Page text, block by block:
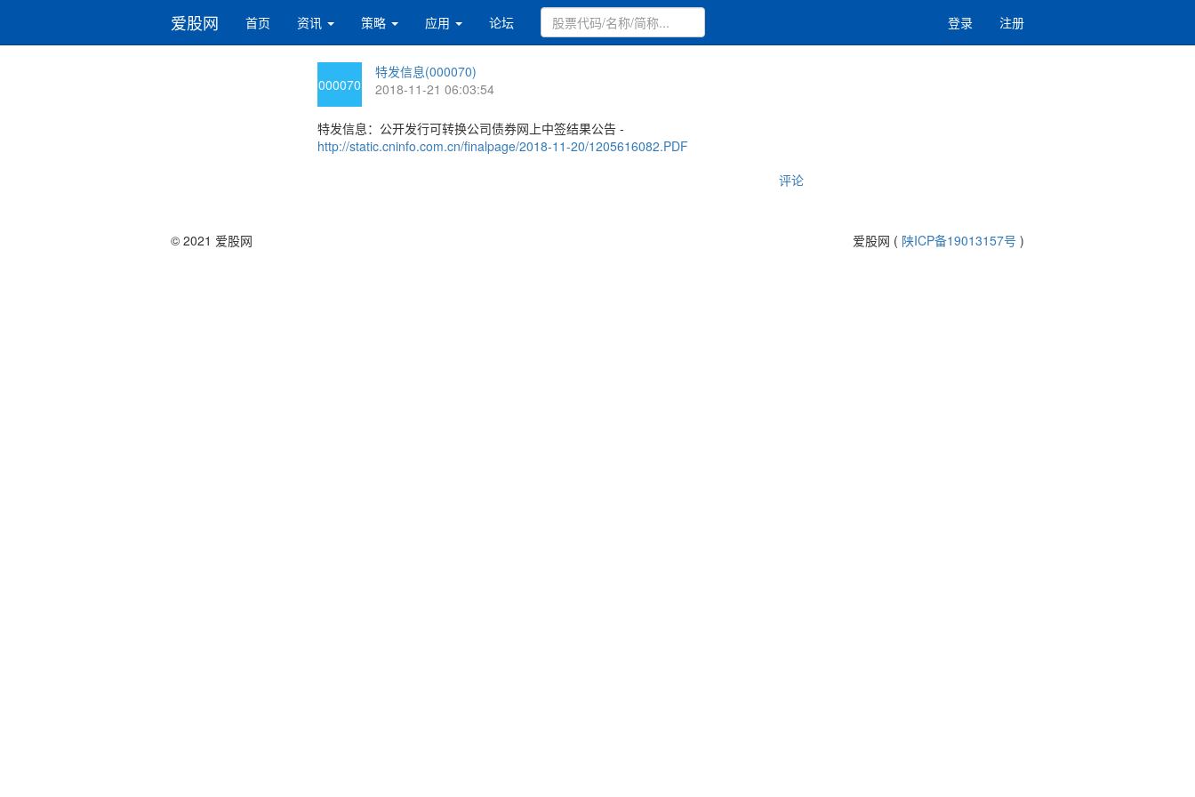
爱股网 首页 资讯 策略 应用 论坛 登录 注册
000070
特发信息(000070)
2018-11-21 06:03:54
特发信息：公开发行可转换公司债券网上中签结果公告 -
http://static.cninfo.com.cn/finalpage/2018-11-20/1205616082.PDF
评论
© 2021 爱股网 爱股网 ( 陕ICP备19013157号 )